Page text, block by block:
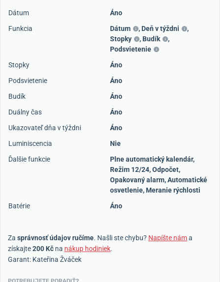
Dátum
Áno
Funkcia
Dátum , Deň v týždni
,
Stopky
, Budík
,
Podsvietenie
Stopky
Áno
Podsvietenie
Áno
Budík
Áno
Duálny čas
Áno
Ukazovateľ dňa v týždni
Áno
Luminiscencia
Nie
Ďalšie funkcie
Plne automatický kalendár,
Režim 12/24, Odpočet,
Opakovaný alarm, Automatické
osvetlenie, Meranie rýchlosti
Batérie
Áno
Za správnosť údajov ručíme. Našli ste chybu? Napíšte náma
získajte200 Kč na nákup hodiniek.
Garant: Kateřina Žváček